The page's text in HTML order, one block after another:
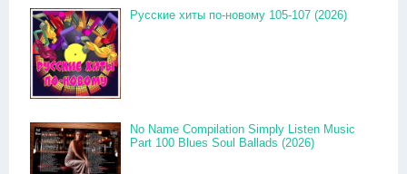
Русские хиты по-новому 105-107 (2026)
No Name Compilation Simply Listen Music
Part 100 Blues Soul Ballads (2026)